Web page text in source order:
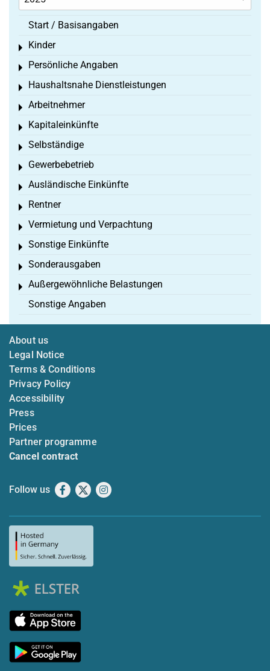
Start / Basisangaben
Kinder
Toggle menu
Persönliche Angaben
Toggle menu
Haushaltsnahe Dienstleistungen
Toggle menu
Arbeitnehmer
Toggle menu
Kapitaleinkünfte
Toggle menu
Selbständige
Toggle menu
Gewerbebetrieb
Toggle menu
Ausländische Einkünfte
Toggle menu
Rentner
Toggle menu
Vermietung und Verpachtung
Toggle menu
Sonstige Einkünfte
Toggle menu
Sonderausgaben
Toggle menu
Außergewöhnliche Belastungen
Toggle menu
Sonstige Angaben
About us
Legal Notice
Terms & Conditions
Privacy Policy
Accessibility
Press
Prices
Partner programme
Cancel contract
Follow us Facebook
X Instagram